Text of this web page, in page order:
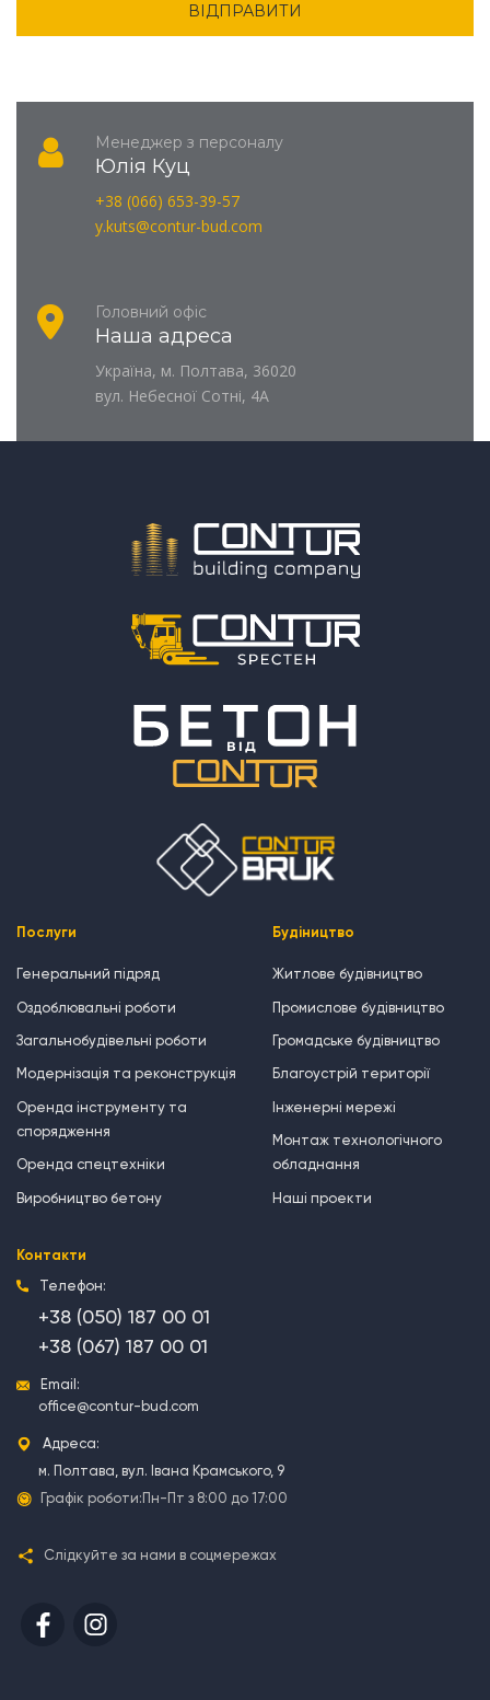
Менеджер з персоналу
Юлія Куц
+38 (066) 653-39-57
y.kuts@contur-bud.com
Головний офіс
Наша адреса
Україна, м. Полтава, 36020
вул. Небесної Сотні, 4А
Послуги
Генеральний підряд
Оздоблювальні роботи
Загальнобудівельні роботи
Модернізація та реконструкція
Оренда інструменту та
спорядження
Оренда спецтехніки
Виробництво бетону
Будіництво
Житлове будівництво
Промислове будівництво
Громадське будівництво
Благоустрій території
Інженерні мережі
Монтаж технологічного
обладнання
Наші проекти
Контакти
Телефон:
+38 (050) 187 00 01
+38 (067) 187 00 01
Email:
office@contur-bud.com
Адреса:
м. Полтава, вул. Івана Крамського, 9
Графік роботи: Пн-Пт з 8:00 до 17:00
Слідкуйте за нами в соцмережах